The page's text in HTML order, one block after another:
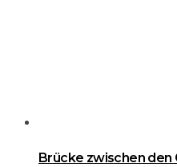
Brücke zwischen den